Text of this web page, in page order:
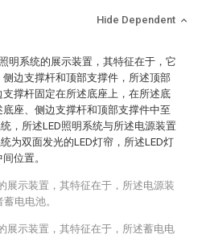
Hide Dependent
明系统的展示装置，其特征在于，它
边支撑杆和顶部支撑件，所述顶部
撑杆固定在所述底座上，在所述底
座、侧边支撑杆和顶部支撑件中至
，所述LED照明系统与所述电源装置
为双面发光的LED灯帘，所述LED灯
位置。
展示装置，其特征在于，所述电源装
电电池。
展示装置，其特征在于，所述蓄电电